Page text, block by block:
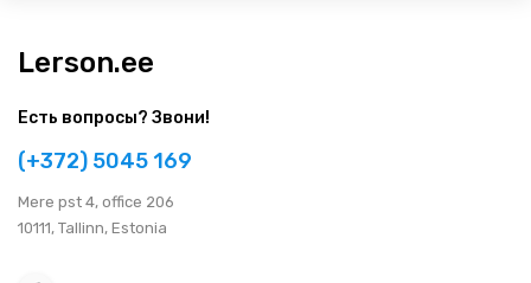
Lerson.ee
Есть вопросы? Звони!
(+372) 5045 169
Мere pst 4, office 206
10111, Tallinn, Estonia